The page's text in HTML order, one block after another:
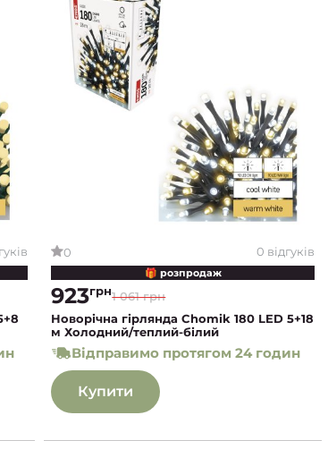
0 0 відгуків
🎁 розпродаж
1 061 грн
923грн
Новорічна гірлянда Chomik 180 LED 5+18
м Холодний/теплий-білий
Відправимо протягом 24 годин
Купити